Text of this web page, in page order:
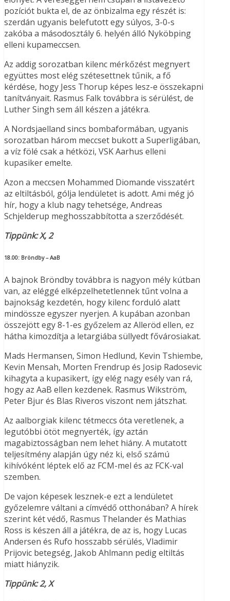
pozíciót bukta el, de az önbizalma egy részét is:
szerdán ugyanis belefutott egy súlyos, 3-0-s
zakóba a másodosztály 6. helyén álló Nyköbping
elleni kupameccsen.
Az addig sorozatban kilenc mérkőzést megnyert
együttes most elég szétesettnek tűnik, a fő
kérdése, hogy Jess Thorup képes lesz-e összekapni
tanítványait. Rasmus Falk továbbra is sérülést, de
Luther Singh sem áll készen a játékra.
A Nordsjaelland sincs bombaformában, ugyanis
sorozatban három meccset bukott a Superligában,
a víz fölé csak a hétközi, VSK Aarhus elleni
kupasiker emelte.
Azon a meccsen Mohammed Diomande visszatért
az eltiltásból, gólja lendületet is adott. Ami még jó
hír, hogy a klub nagy tehetsége, Andreas
Schjelderup meghosszabbította a szerződését.
Tippünk: X, 2
18.00: Bröndby – AaB
A bajnok Bröndby továbbra is nagyon mély kútban
van, az eléggé elképzelhetetlennek tűnt volna a
bajnokság kezdetén, hogy kilenc forduló alatt
mindössze egyszer nyerjen. A kupában azonban
összejött egy 8-1-es győzelem az Alleröd ellen, ez
hátha kimozdítja a letargiába süllyedt fővárosiakat.
Mads Hermansen, Simon Hedlund, Kevin Tshiembe,
Kevin Mensah, Morten Frendrup és Josip Radosevic
kihagyta a kupasikert, így elég nagy esély van rá,
hogy az AaB ellen kezdenek. Rasmus Wikström,
Peter Bjur és Blas Riveros viszont nem játszhat.
Az aalborgiak kilenc tétmeccs óta veretlenek, a
legutóbbi ötöt megnyerték, így aztán
magabiztosságban nem lehet hiány. A mutatott
teljesítmény alapján úgy néz ki, első számú
kihívóként léptek elő az FCM-mel és az FCK-val
szemben.
De vajon képesek lesznek-e ezt a lendületet
győzelemre váltani a címvédő otthonában? A hírek
szerint két védő, Rasmus Thelander és Mathias
Ross is készen áll a játékra, de az is, hogy Lucas
Andersen és Rufo hosszabb sérülés, Vladimir
Prijovic betegség, Jakob Ahlmann pedig eltiltás
miatt hiányzik.
Tippünk: 2, X